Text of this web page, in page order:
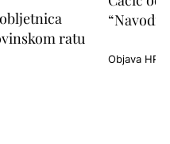
ratu
“Navodi
Objava HR